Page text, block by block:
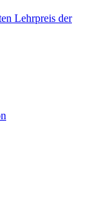
Lehrpreis der